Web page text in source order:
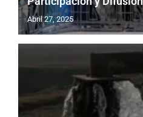
Abril 27, 2025